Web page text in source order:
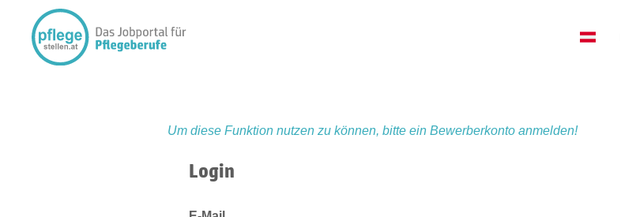
Um diese Funktion nutzen zu können, bitte ein Bewerberkonto anmelden!
Login